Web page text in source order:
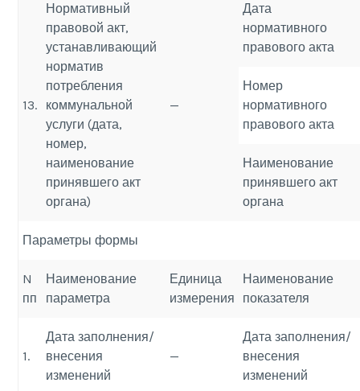
13.
Нормативный
правовой акт,
устанавливающий
норматив
потребления
коммунальной
услуги (дата,
номер,
наименование
принявшего акт
органа)
—
Дата
нормативного
правового акта
Номер
нормативного
правового акта
Наименование
принявшего акт
органа
Параметры формы
N
пп
Наименование
параметра
Единица
измерения
Наименование
показателя
1.
Дата заполнения/
внесения
изменений
—
Дата заполнения/
внесения
изменений